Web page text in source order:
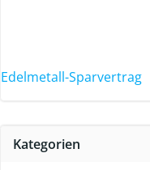
Edelmetall-Sparvertrag
Kategorien